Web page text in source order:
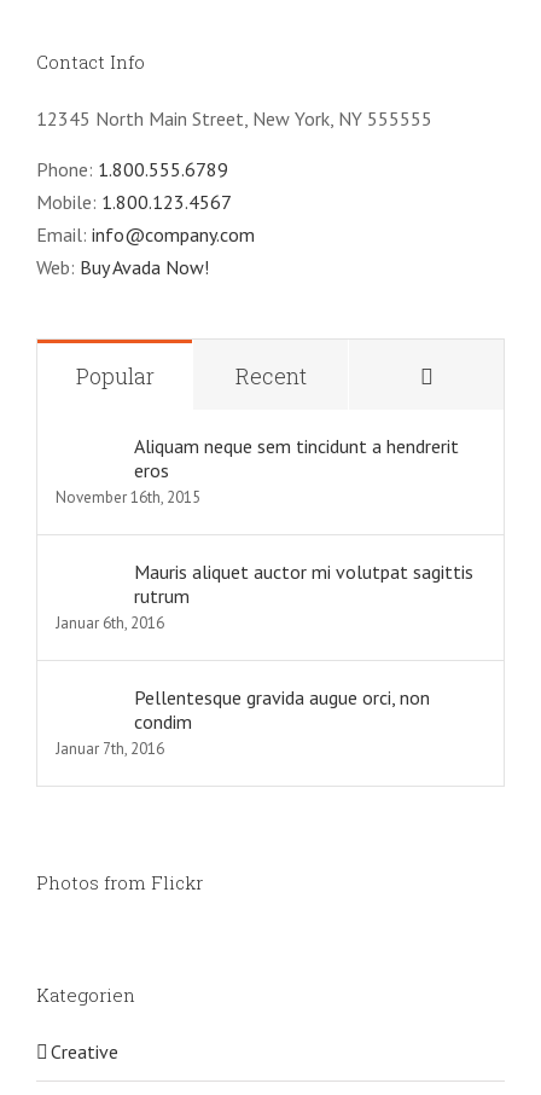
Contact Info
12345 North Main Street, New York, NY 555555
Phone: 1.800.555.6789
Mobile: 1.800.123.4567
Email: info@company.com
Web: Buy Avada Now!
Popular Recent
Aliquam neque sem tincidunt a hendrerit
eros
November 16th, 2015
Mauris aliquet auctor mi volutpat sagittis
rutrum
Januar 6th, 2016
Pellentesque gravida augue orci, non
condim
Januar 7th, 2016
Photos from Flickr
Kategorien
Creative